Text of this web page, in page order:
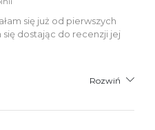
się już od pierwszych
się dostając do recenzji jej
Rozwiń